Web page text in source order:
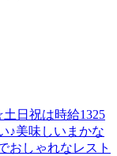
日祝は時給1325
♪美味しいまかな
おしゃれなレスト